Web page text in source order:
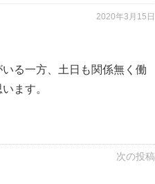
2020年3月15日
る一方、土日も関係無く働
ます。
次の投稿